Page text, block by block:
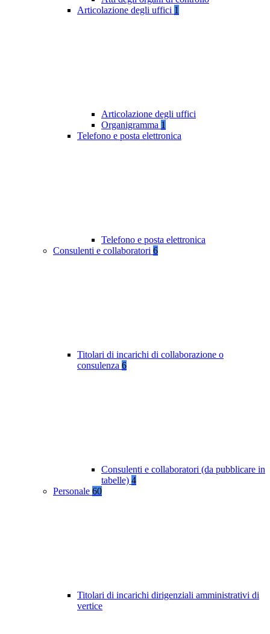
Articolazione degli uffici 1
Articolazione degli uffici
Organigramma 1
Telefono e posta elettronica
Telefono e posta elettronica
Consulenti e collaboratori 6
Titolari di incarichi di collaborazione o
consulenza 6
Consulenti e collaboratori (da pubblicare in
tabelle) 4
Personale 60
Titolari di incarichi dirigenziali amministrativi di
vertice